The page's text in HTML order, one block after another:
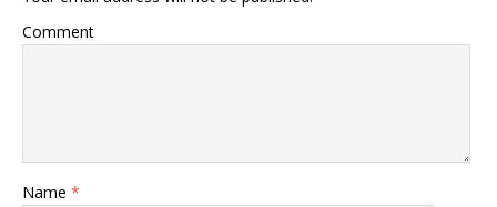
Comment
Name *